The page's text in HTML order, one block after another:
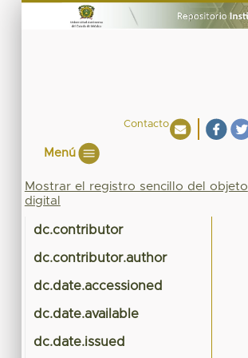
Contacto
Menú
Mostrar el registro sencillo del objeto
digital
dc.contributor
dc.contributor.author
dc.date.accessioned
dc.date.available
dc.date.issued